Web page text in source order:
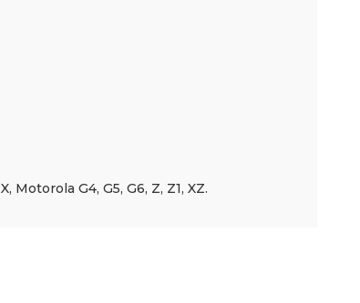
Motorola G4, G5, G6, Z, Z1, XZ.